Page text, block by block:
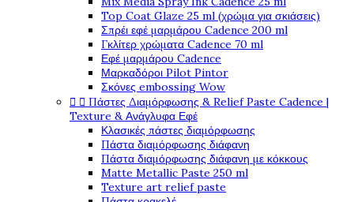
Top Coat Glaze 25 ml (χρώμα για σκιάσεις)
Σπρέι εφέ μαρμάρου Cadence 200 ml
Γκλίτερ χρώματα Cadence 70 ml
Εφέ μαρμάρου Cadence
Μαρκαδόροι Pilot Pintor
Σκόνες embossing Wow
  Πάστες Διαμόρφωσης & Relief Paste Cadence |
Texture & Ανάγλυφα Εφέ
Κλασικές πάστες διαμόρφωσης
Πάστα διαμόρφωσης διάφανη
Πάστα διαμόρφωσης διάφανη με κόκκους
Matte Metallic Paste 250 ml
Texture art relief paste